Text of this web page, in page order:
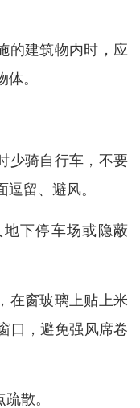
的建筑物内时，应
。
少骑自行车，不要
留、避风。
下停车场或隐蔽
在窗玻璃上贴上米
口，避免强风席卷
散。